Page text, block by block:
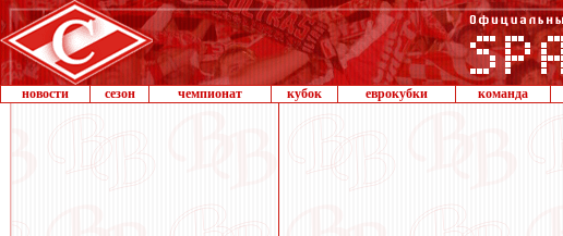
новости сезон чемпионат кубок еврокубки команда